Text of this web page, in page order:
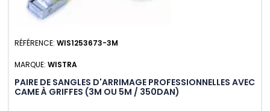
RÉFÉRENCE: WIS1253673-3M
MARQUE: WISTRA
PAIRE DE SANGLES D'ARRIMAGE PROFESSIONNELLES AVEC
CAME À GRIFFES (3M OU 5M / 350DAN)